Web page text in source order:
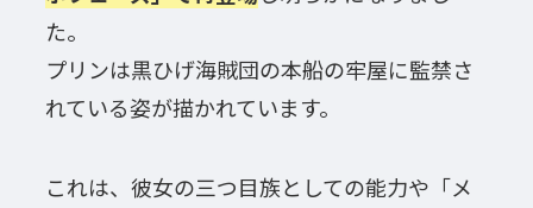
た。
プリンは黒ひげ海賊団の本船の牢屋に監禁さ
れている姿が描かれています。
これは、彼女の三つ目族としての能力や「メ